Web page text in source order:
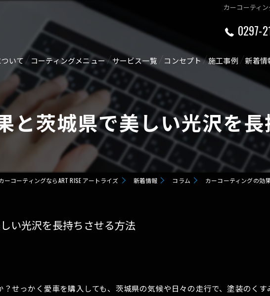
カーコーティ
0297-
いて コーティングメニュー
【新車向け】オススメコーティング剤
GTECHNIQセラミックコーティング
SERVFACESセラミックコーティング
GZOX HI MOHS COAT
GZOX GUARD GLAZE
gravice
サービス一覧
ルームクリーニング・消臭
ヘッドライトリペア
メンテナンス
ガラス関連
未塗装樹脂コーティング
ペンキ除去
コンセプト 施工事例
ショート動画
新着情
コラ
と茨城県で美しい光沢を
ーコーティングならART RISE アートライズ 新着情報 コラム カーコーティングの効
い光沢を長持ちさせる方法
せっかく愛車を購入しても、茨城県の気候や日々の走行で、塗装のく